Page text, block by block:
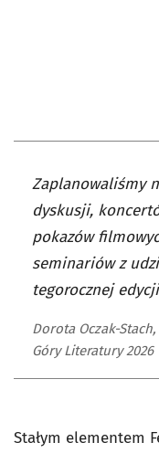
Zaplanowaliśmy
dyskusji,
pokazów
seminariów z
tegorocznej
Dorota Oczak-
Góry Literatury 2026
Stałym elementem